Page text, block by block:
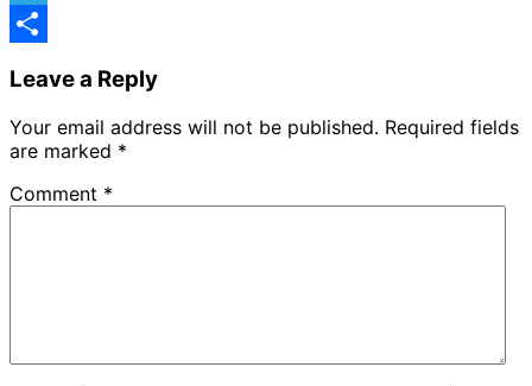
Telegram
Leave a Reply
Your email address will not be published. Required fields
are marked *
Comment *